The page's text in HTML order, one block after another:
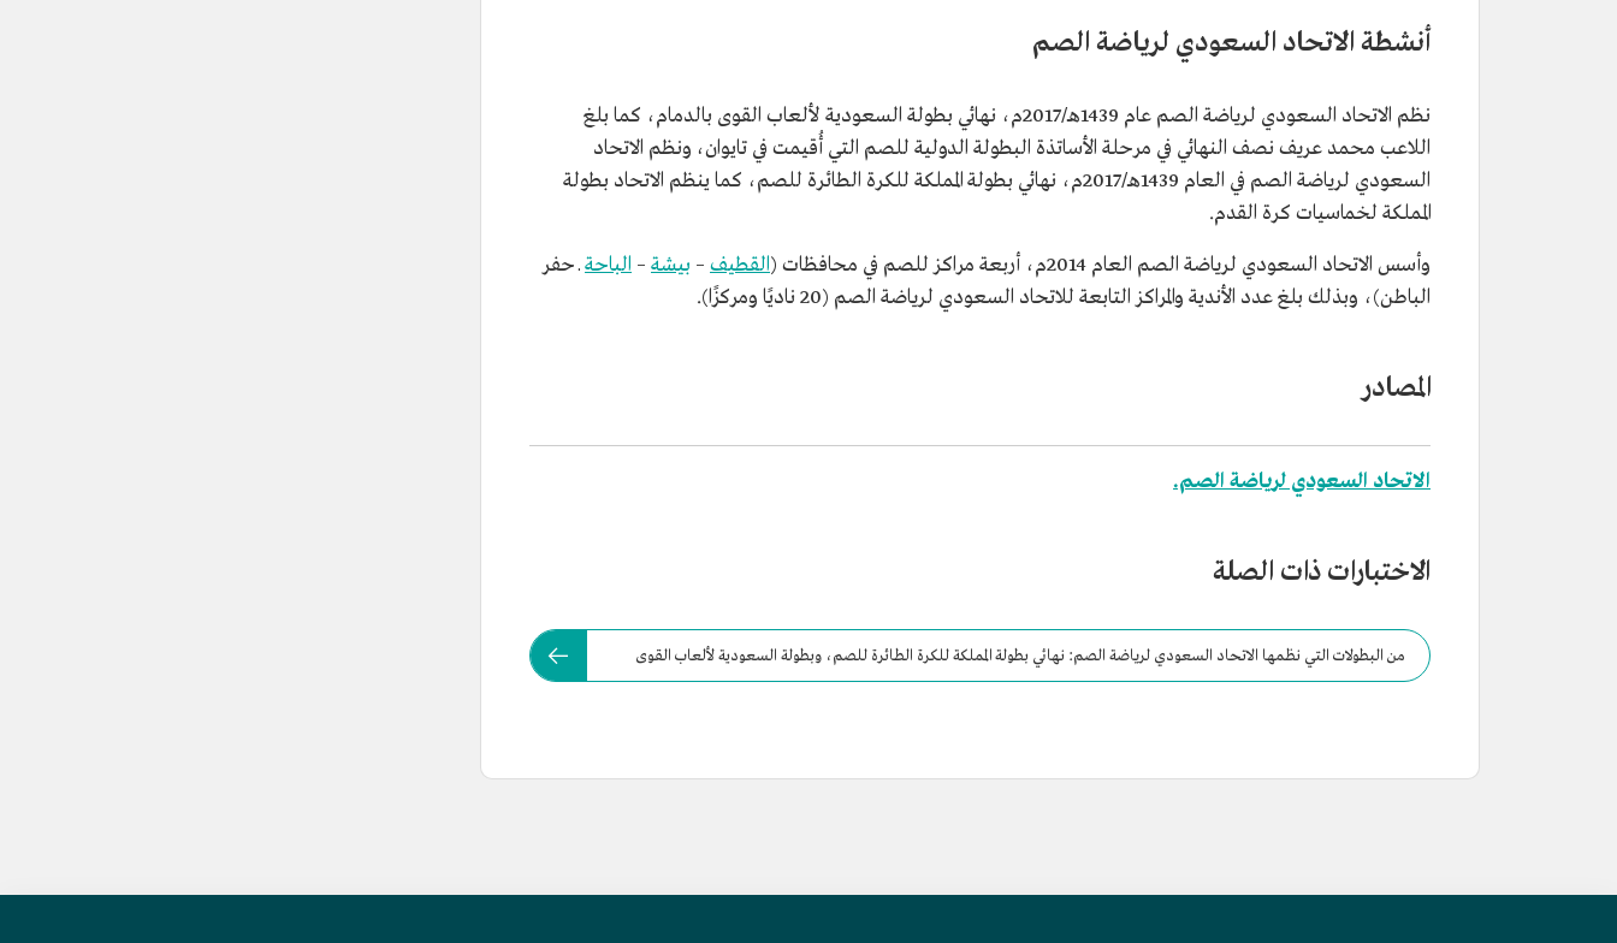
أنشطة الاتحاد السعودي لرياضة الصم
نظم الاتحاد السعودي لرياضة الصم عام 1439هـ/2017م، نهائي بطولة السعودية لألعاب القوى بالدمام، كما بلغ
اللاعب محمد عريف نصف النهائي في مرحلة الأساتذة البطولة الدولية للصم التي أُقيمت في تايوان، ونظم الاتحاد
السعودي لرياضة الصم في العام 1439هـ/2017م، نهائي بطولة المملكة للكرة الطائرة للصم، كما ينظم الاتحاد بطولة
المملكة لخماسيات كرة القدم.
وأسس الاتحاد السعودي لرياضة الصم العام 2014م، أربعة مراكز للصم في محافظات ( القطيف – بيشة – الباحةـ حفر
الباطن)، وبذلك بلغ عدد الأندية والمراكز التابعة للاتحاد السعودي لرياضة الصم (20 ناديًا ومركزًا).
المصادر
الاتحاد السعودي لرياضة الصم.
الاختبارات ذات الصلة
من البطولات التي نظمها الاتحاد السعودي لرياضة الصم: نهائي بطولة المملكة للكرة الطائرة للصم، وبطولة السعودية لألعاب القوى